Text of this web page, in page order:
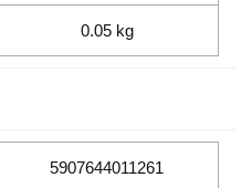
0.05 kg
5907644011261